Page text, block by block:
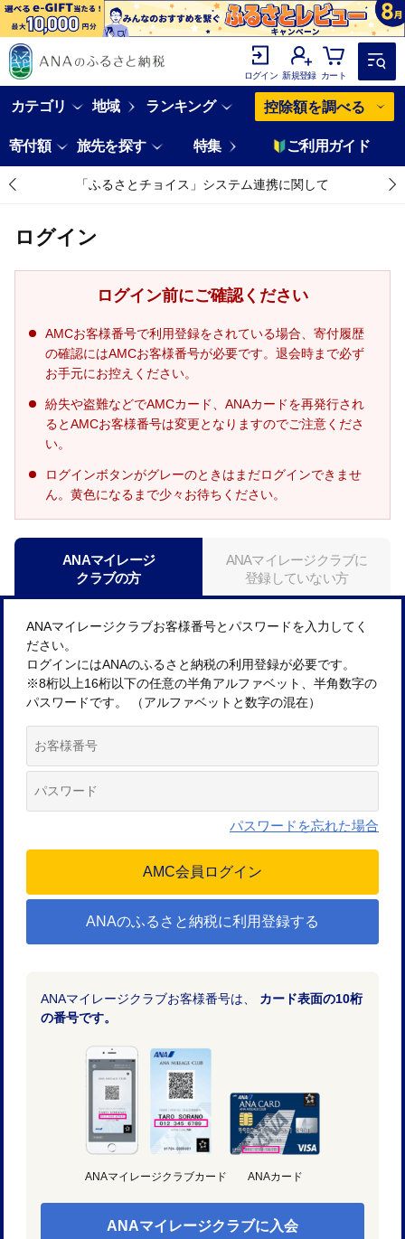
ログイン 新規登録 カート
カテゴリ 地域 ランキング 控除額を調べる
寄付額 旅先を探す 特集 ご利用ガイド
「ふるさとチョイス」システム連携に関して
ログイン
ログイン前にご確認ください
AMCお客様番号で利用登録をされている場合、寄付履歴
の確認にはAMCお客様番号が必要です。退会時まで必ず
お手元にお控えください。
紛失や盗難などでAMCカード、ANAカードを再発行され
るとAMCお客様番号は変更となりますのでご注意くださ
い。
ログインボタンがグレーのときはまだログインできませ
ん。黄色になるまで少々お待ちください。
ANAマイレージ
クラブの方
ANAマイレージクラブに
登録していない方
ANAマイレージクラブお客様番号とパスワードを入力してく
ださい。
ログインにはANAのふるさと納税の利用登録が必要です。
※8桁以上16桁以下の任意の半角アルファベット、半角数字の
パスワードです。 （アルファベットと数字の混在）
パスワードを忘れた場合
ANAのふるさと納税に利用登録する
ANAマイレージクラブお客様番号は、 カード表面の10桁
の番号です。
ANAマイレージクラブカード ANAカード
ANAマイレージクラブに入会